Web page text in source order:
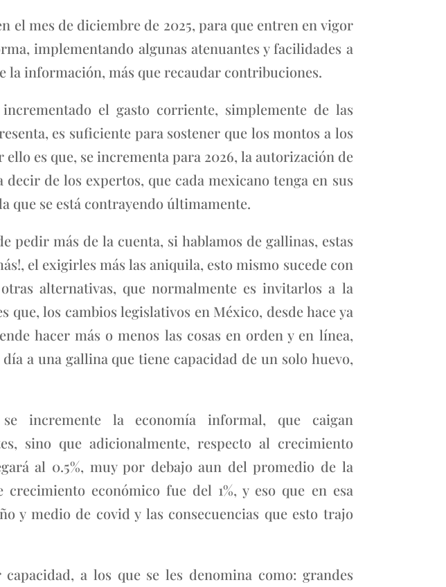
el mes de diciembre de 2025, para que entren en vigor
implementando algunas atenuantes y facilidades a
la información, más que recaudar contribuciones.
el gasto corriente, simplemente de las
es suficiente para sostener que los montos a los
es que, se incrementa para 2026, la autorización de
de los expertos, que cada mexicano tenga en sus
que se está contrayendo últimamente.
pedir más de la cuenta, si hablamos de gallinas, estas
el exigirles más las aniquila, esto mismo sucede con
alternativas, que normalmente es invitarlos a la
los cambios legislativos en México, desde hace ya
hacer más o menos las cosas en orden y en línea,
a una gallina que tiene capacidad de un solo huevo,
incremente la economía informal, que caigan
sino que adicionalmente, respecto al crecimiento
al 0.5%, muy por debajo aun del promedio de la
económico fue del 1%, y eso que en esa
y medio de covid y las consecuencias que esto trajo
a los que se les denomina como: grandes